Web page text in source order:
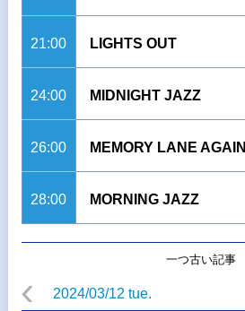
21:00 LIGHTS OUT
24:00 MIDNIGHT JAZZ
26:00 MEMORY LANE AGAIN
28:00 MORNING JAZZ
一つ古い記事
2024/03/12 tue.